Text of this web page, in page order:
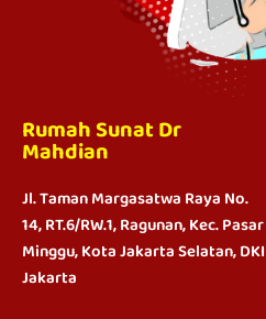
Rumah Sunat Dr
Mahdian
Jl. Taman Margasatwa Raya No.
14, RT.6/RW.1, Ragunan, Kec. Pasar
Minggu, Kota Jakarta Selatan, DKI
Jakarta